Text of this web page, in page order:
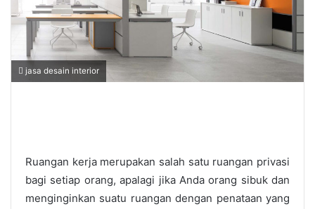
jasa desain interior
Ruangan kerja merupakan salah satu ruangan privasi
bagi setiap orang, apalagi jika Anda orang sibuk dan
menginginkan suatu ruangan dengan penataan yang